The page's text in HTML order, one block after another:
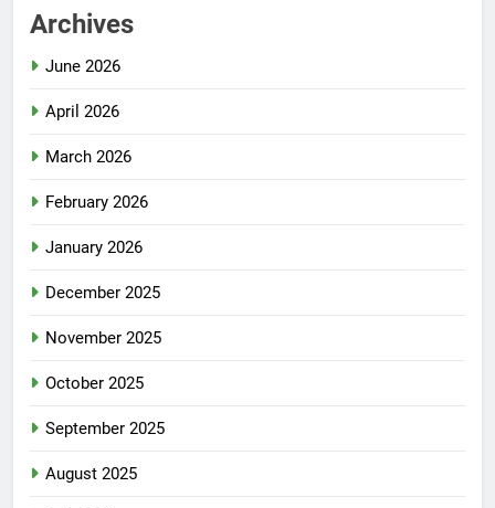
Archives
June 2026
April 2026
March 2026
February 2026
January 2026
December 2025
November 2025
October 2025
September 2025
August 2025